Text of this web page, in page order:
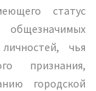
статус
чья
признания,
городской